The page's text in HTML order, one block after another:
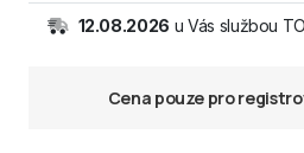
12.08.2026 u Vás službou
Cena pouze pro